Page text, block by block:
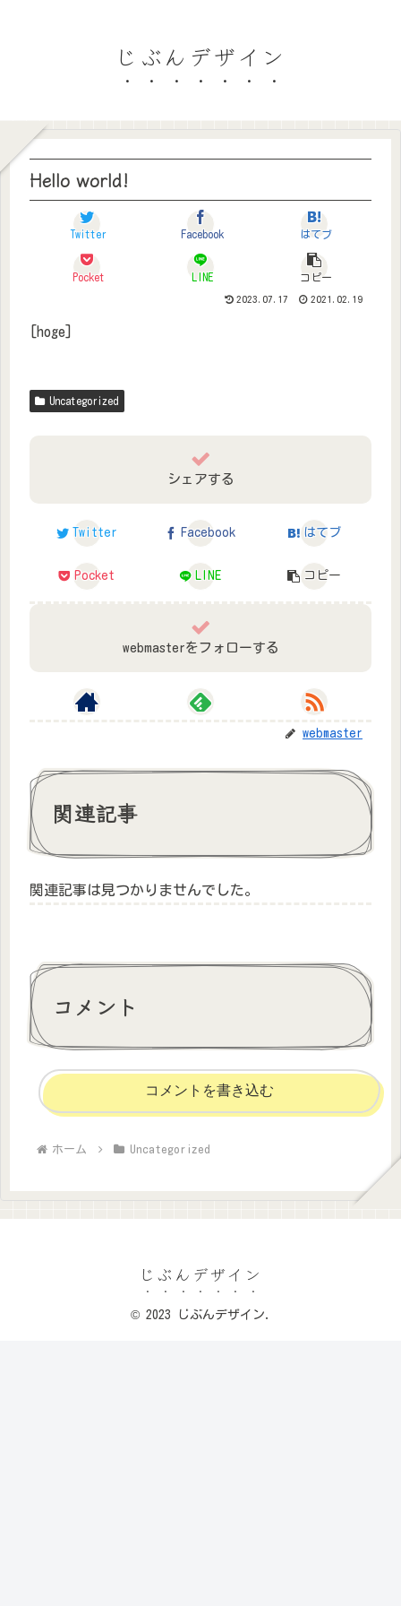
じぶんデザイン
Hello world!
Twitter Facebook はてブ
Pocket LINE コピー
2023.07.17 2021.02.19
[hoge]
Uncategorized
シェアする
Twitter Facebook はてブ
Pocket LINE コピー
webmasterをフォローする
webmaster
関連記事
関連記事は見つかりませんでした。
コメント
コメントを書き込む
ホーム Uncategorized
じぶんデザイン
© 2023 じぶんデザイン.